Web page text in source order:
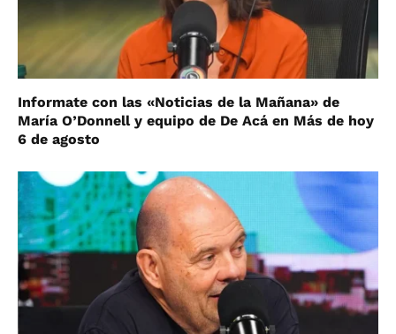
Informate con las «Noticias de la Mañana» de
María O’Donnell y equipo de De Acá en Más de hoy
6 de agosto